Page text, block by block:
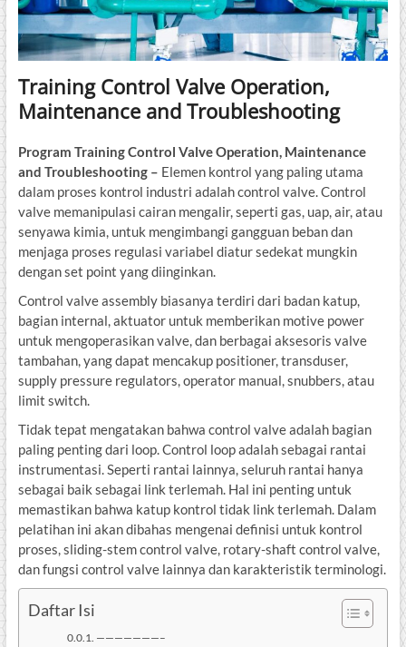
Training Control Valve Operation,
Maintenance and Troubleshooting
Program Training Control Valve Operation, Maintenance
and Troubleshooting – Elemen kontrol yang paling utama
dalam proses kontrol industri adalah control valve. Control
valve memanipulasi cairan mengalir, seperti gas, uap, air, atau
senyawa kimia, untuk mengimbangi gangguan beban dan
menjaga proses regulasi variabel diatur sedekat mungkin
dengan set point yang diinginkan.
Control valve assembly biasanya terdiri dari badan katup,
bagian internal, aktuator untuk memberikan motive power
untuk mengoperasikan valve, dan berbagai aksesoris valve
tambahan, yang dapat mencakup positioner, transduser,
supply pressure regulators, operator manual, snubbers, atau
limit switch.
Tidak tepat mengatakan bahwa control valve adalah bagian
paling penting dari loop. Control loop adalah sebagai rantai
instrumentasi. Seperti rantai lainnya, seluruh rantai hanya
sebagai baik sebagai link terlemah. Hal ini penting untuk
memastikan bahwa katup kontrol tidak link terlemah. Dalam
pelatihan ini akan dibahas mengenai definisi untuk kontrol
proses, sliding-stem control valve, rotary-shaft control valve,
dan fungsi control valve lainnya dan karakteristik terminologi.
Daftar Isi
———————–